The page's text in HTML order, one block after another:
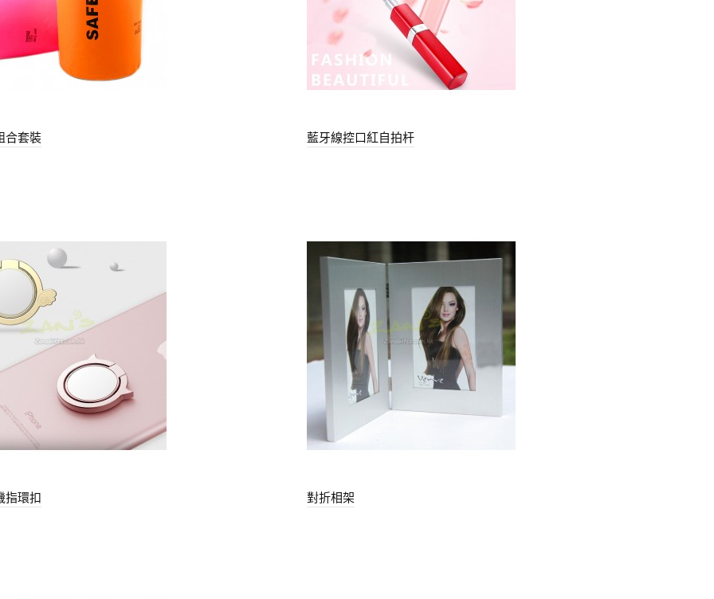
合套裝 藍牙線控口紅自拍杆
指環扣 對折相架